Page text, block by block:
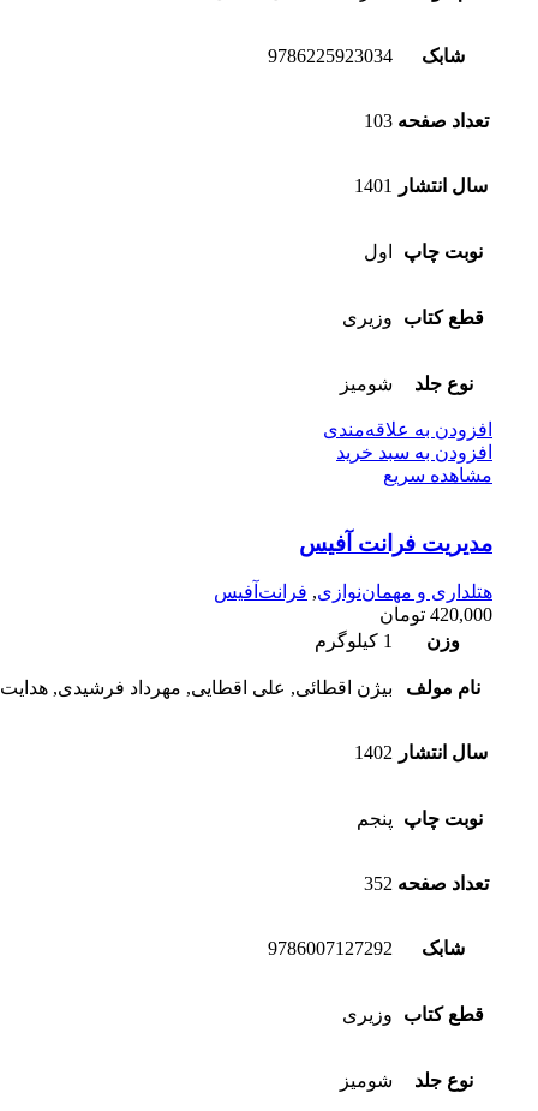
شابک 9786225923034
تعداد صفحه 103
سال انتشار 1401
نوبت چاپ اول
قطع کتاب وزیری
نوع جلد شومیز
افزودن به علاقه‌مندی
افزودن به سبد خرید
مشاهده سریع
مدیریت فرانت آفیس
هتلداری و مهمان‌نوازی, فرانت‌آفیس
420,000 تومان
وزن
1 کیلوگرم
نام مولف بیژن اقطائی, علی اقطایی, مهرداد فرشیدی,
سال انتشار 1402
نوبت چاپ پنجم
تعداد صفحه 352
شابک 9786007127292
قطع کتاب وزیری
نوع جلد شومیز